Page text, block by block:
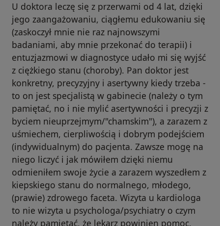
U doktora leczę się z przerwami od 4 lat, dzięki
jego zaangażowaniu, ciągłemu edukowaniu się
(zaskoczył mnie nie raz najnowszymi
badaniami, aby mnie przekonać do terapii) i
entuzjazmowi w diagnostyce udało mi się wyjść
z ciężkiego stanu (choroby). Pan doktor jest
konkretny, precyzyjny i asertywny kiedy trzeba -
to on jest specjalistą w gabinecie (należy o tym
pamiętać, no i nie mylić asertywności i precyzji z
byciem nieuprzejmym/"chamskim"), a zarazem z
uśmiechem, cierpliwością i dobrym podejściem
(indywidualnym) do pacjenta. Zawsze mogę na
niego liczyć i jak mówiłem dzięki niemu
odmieniłem swoje życie a zarazem wyszedłem z
kiepskiego stanu do normalnego, młodego,
(prawie) zdrowego faceta. Wizyta u kardiologa
to nie wizyta u psychologa/psychiatry o czym
należy pamiętać, że lekarz powinien pomoc,